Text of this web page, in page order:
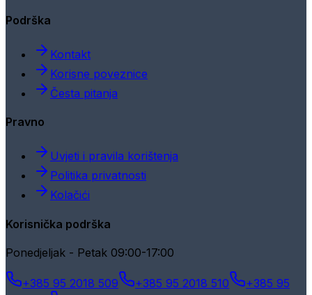
Podrška
Kontakt
Korisne poveznice
Česta pitanja
Pravno
Uvjeti i pravila korištenja
Politika privatnosti
Kolačići
Korisnička podrška
Ponedjeljak - Petak 09:00-17:00
+385 95 2018 509 +385 95 2018 510
+385 95